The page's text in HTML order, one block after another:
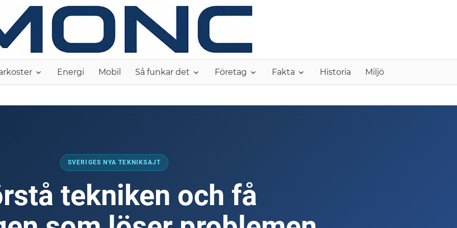
Energi Mobil Så funkar det Företag Fakta Historia Miljö
SVERIGES NYA TEKNIKSAJT
tekniken och få